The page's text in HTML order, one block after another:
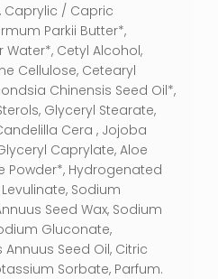
Caprylic / Capric
Parkii Butter*,
Water*, Cetyl Alcohol,
Cellulose, Cetearyl
Chinensis Seed Oil*,
Glyceryl Stearate,
Cera , Jojoba
Caprylate, Aloe
Powder*, Hydrogenated
Sodium
Seed Wax, Sodium
Gluconate,
Seed Oil, Citric
Sorbate, Parfum.